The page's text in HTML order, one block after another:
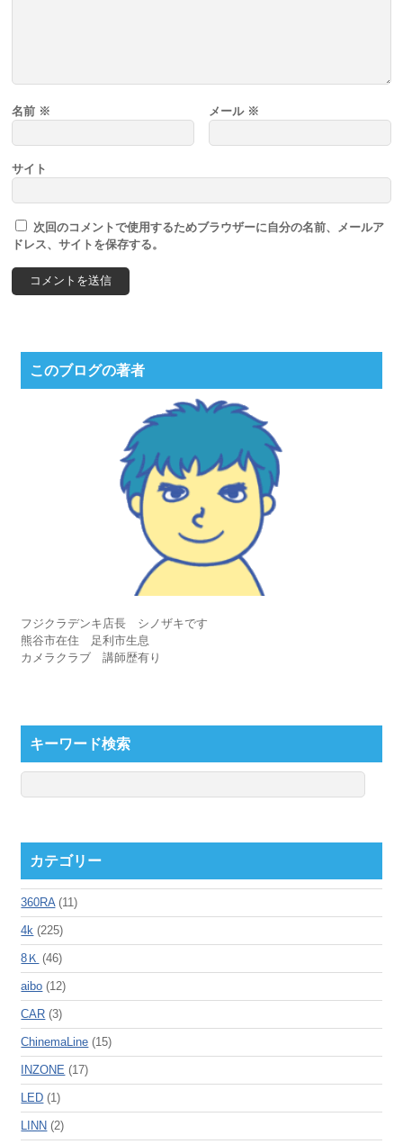
名前 ※ メール ※
サイト
次回のコメントで使用するためブラウザーに自分の名前、メールア
ドレス、サイトを保存する。
このブログの著者
フジクラデンキ店長 シノザキです
熊谷市在住 足利市生息
カメラクラブ 講師歴有り
キーワード検索
カテゴリー
360RA (11)
4k (225)
8Ｋ (46)
aibo (12)
CAR (3)
ChinemaLine (15)
INZONE (17)
LED (1)
LINN (2)